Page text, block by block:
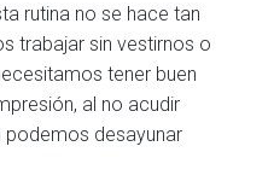
rutina no se hace tan
trabajar sin vestirnos o
tener buen
al no acudir
podemos desayunar